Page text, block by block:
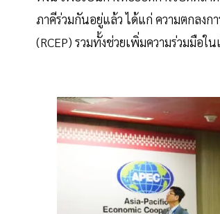
ภาคีร่วมกันอยู่แล้ว ได้แก่ ความตกลงก
(RCEP) รวมทั้งช่วยเพิ่มความร่วมมือ